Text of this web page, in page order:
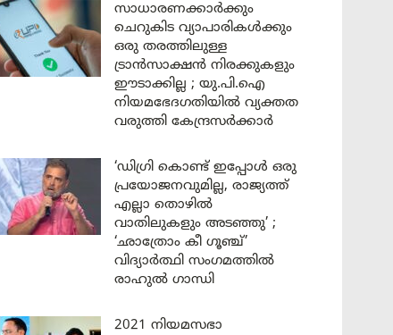
സാധാരണക്കാർക്കും
ചെറുകിട വ്യാപാരികൾക്കും
ഒരു തരത്തിലുള്ള
ട്രാൻസാക്ഷൻ നിരക്കുകളും
ഈടാക്കില്ല ; യു.പി.ഐ
നിയമഭേദഗതിയിൽ വ്യക്തത
വരുത്തി കേന്ദ്രസർക്കാർ
‘ഡിഗ്രി കൊണ്ട് ഇപ്പോൾ ഒരു
പ്രയോജനവുമില്ല, രാജ്യത്ത്
എല്ലാ തൊഴിൽ
വാതിലുകളും അടഞ്ഞു’ ;
‘ഛാത്രോം കീ ഗൂഞ്ച്’
വിദ്യാർത്ഥി സംഗമത്തിൽ
രാഹുൽ ഗാന്ധി
2021 നിയമസഭാ